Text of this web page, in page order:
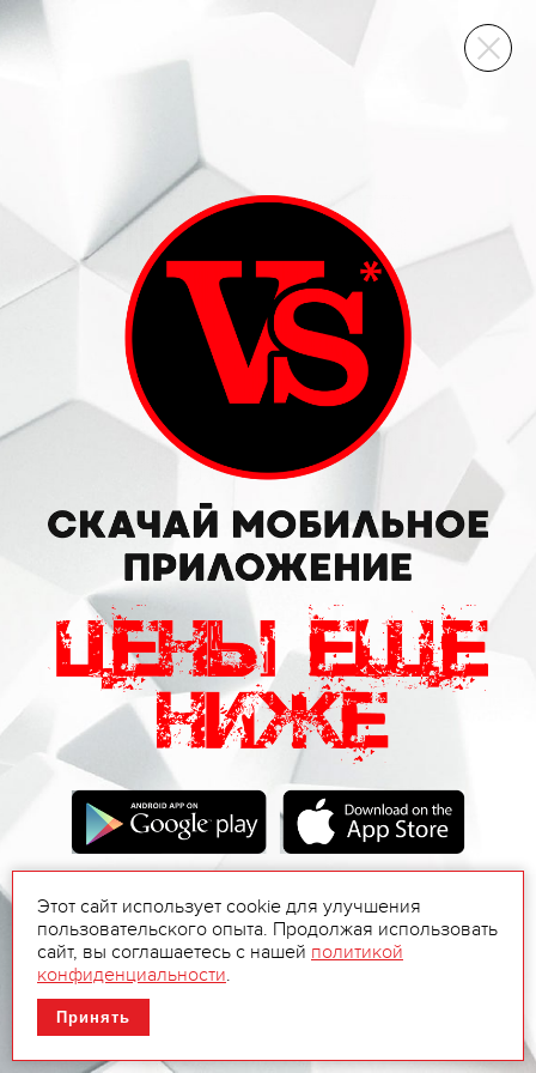
ВИННЫЙ СКЛАД
Этот сайт использует cookie для улучшения
пользовательского опыта. Продолжая использовать
сайт, вы соглашаетесь с нашей политикой
конфиденциальности.
Принять